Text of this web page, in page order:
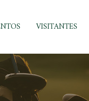
VISITANTES